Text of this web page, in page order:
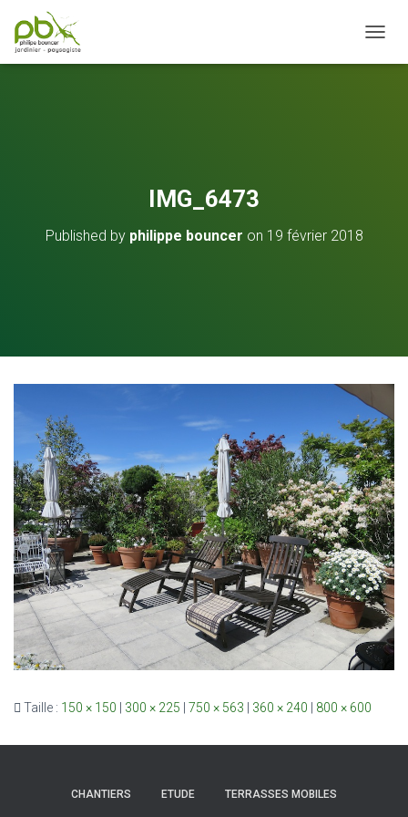
IMG_6473
Published by philippe bouncer on 19 février 2018
Taille : 150 × 150 | 300 × 225 | 750 × 563 | 360 × 240 | 800 × 600
CHANTIERS ETUDE TERRASSES MOBILES